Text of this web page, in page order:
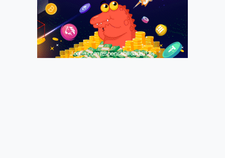
Jogue com responsabilidade. 18+